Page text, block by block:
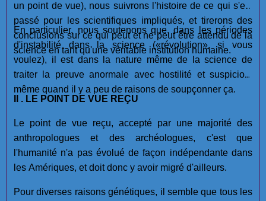
un point de vue), nous suivrons l'histoire de ce qui s'est
passé pour les scientifiques impliqués, et tirerons des
conclusions sur ce qui peut et ne peut être attendu de la
science en tant qu'une véritable institution humaine.
En particulier, nous soutenons que, dans les périodes
d'instabilité dans la science («révolution», si vous
voulez), il est dans la nature même de la science de
traiter la preuve anormale avec hostilité et suspicion,
même quand il y a peu de raisons de soupçonner ça.
II . LE POINT DE VUE REÇU
Le point de vue reçu, accepté par une majorité des
anthropologues et des archéologues, c'est que
l'humanité n'a pas évolué de façon indépendante dans
les Amériques, et doit donc y avoir migré d'ailleurs.
Pour diverses raisons génétiques, il semble que tous les